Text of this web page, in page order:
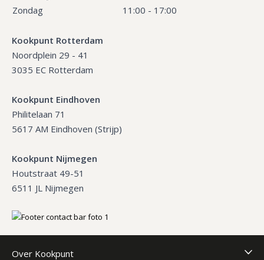
Zondag
11:00 - 17:00
Kookpunt Rotterdam
Noordplein 29 - 41
3035 EC Rotterdam
Kookpunt Eindhoven
Philitelaan 71
5617 AM Eindhoven (Strijp)
Kookpunt Nijmegen
Houtstraat 49-51
6511 JL Nijmegen
Over Kookpunt